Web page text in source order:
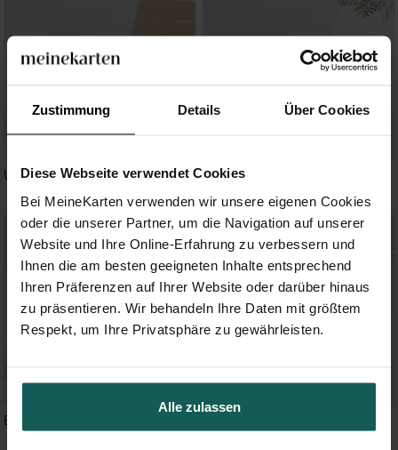
Zustimmung Details Über Cookies
Diese Webseite verwendet Cookies
Bei MeineKarten verwenden wir unsere eigenen Cookies
oder die unserer Partner, um die Navigation auf unserer
Website und Ihre Online-Erfahrung zu verbessern und
Ihnen die am besten geeigneten Inhalte entsprechend
Ihren Präferenzen auf Ihrer Website oder darüber hinaus
zu präsentieren. Wir behandeln Ihre Daten mit größtem
Respekt, um Ihre Privatsphäre zu gewährleisten.
Alle zulassen
Unsere Story Frühlingsgrün
Blumenwiese